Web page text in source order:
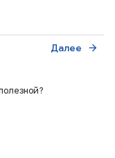
Далее arrow_forward